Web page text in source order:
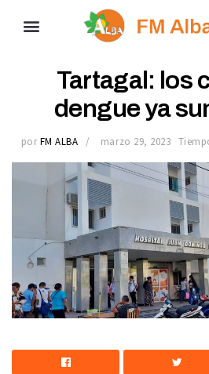
Tartagal: los
dengue ya
por FM ALBA marzo 29, 2023